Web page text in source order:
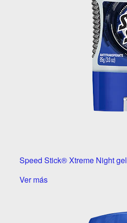
Speed Stick® Xtreme Night gel
Ver más